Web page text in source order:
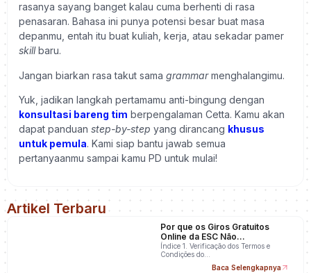
rasanya sayang banget kalau cuma berhenti di rasa
penasaran. Bahasa ini punya potensi besar buat masa
depanmu, entah itu buat kuliah, kerja, atau sekadar pamer
skillbaru.
Jangan biarkan rasa takut sama grammarmenghalangimu.
Yuk, jadikan langkah pertamamu anti-bingung dengan
konsultasi bareng tim berpengalaman Cetta. Kamu akan
dapat panduan step-by-step yang dirancang khusus
untuk pemula. Kami siap bantu jawab semua
pertanyaanmu sampai kamu PD untuk mulai!
Artikel Terbaru
Por que os Giros Gratuitos
Online da ESC Não
Apareceram na Minha Conta
Índice 1. Verificação dos Termos e
Condições do…
Baca Selengkapnya